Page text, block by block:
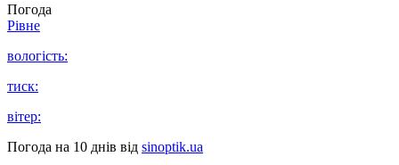
Погода
Рівне
вологість:
тиск:
вітер:
Погода на 10 днів від sinoptik.ua